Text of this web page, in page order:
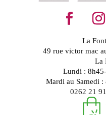
La
49 rue victor mac
La
Lundi :
Mardi au Samedi
0262 21